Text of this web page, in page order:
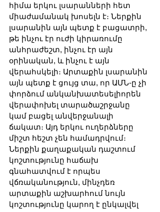
հիմա երկու լսարանների հետ
միաժամանակ խոսելն է։ Ներքին
լսարանին այն պետք է բացատրի,
թե ինչու էր ուժի կիրառումը
անհրաժեշտ, ինչու էր այն
օրինական, և ինչու է այն
վերահսկելի։ Արտաքին լսարանին
այն պետք է ցույց տա, որ ԱՄՆ-ը չի
փորձում անկանխատեսելիորեն
վերափոխել տարածաշրջանը
կամ բացել անվերջանալի
ճակատ։ Այդ երկու ուղերձները
միշտ հեշտ չեն համադրվում։
Ներքին քաղաքական դաշտում
կոշտությունը հաճախ
գնահատվում է որպես
վճռականություն, մինչդեռ
արտաքին աշխարհում նույն
կոշտությունը կարող է ընկալվել